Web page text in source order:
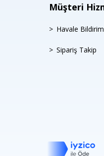
Müşteri
Havale
Sipariş Takip